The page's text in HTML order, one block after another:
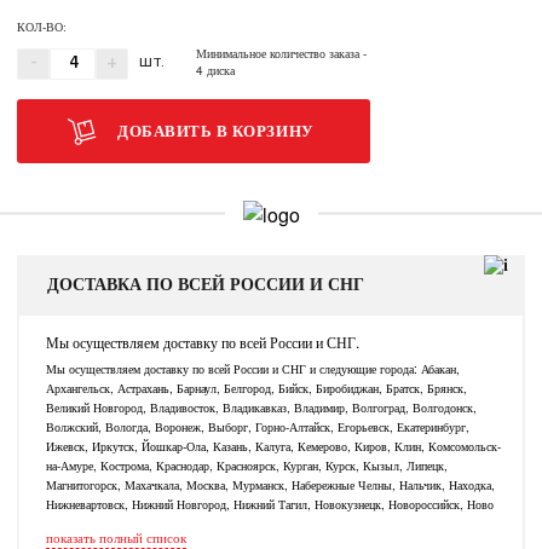
КОЛ-ВО:
- + ШТ.
Минимальное количество заказа-
4 диска
ДОБАВИТЬ В КОРЗИНУ
ДОСТАВКА ПО ВСЕЙ РОССИИ И СНГ
Мы осуществляем доставку по всей России и СНГ.
Мы осуществляем доставку по всей России и СНГ и следующие города: Абакан,
Архангельск, Астрахань, Барнаул, Белгород, Бийск, Биробиджан, Братск, Брянск,
Великий Новгород, Владивосток, Владикавказ, Владимир, Волгоград, Волгодонск,
Волжский, Вологда, Воронеж, Выборг, Горно-Алтайск, Егорьевск, Екатеринбург,
Ижевск, Иркутск, Йошкар-Ола, Казань, Калуга, Кемерово, Киров, Клин, Комсомольск-
на-Амуре, Кострома, Краснодар, Красноярск, Курган, Курск, Кызыл, Липецк,
Магнитогорск, Махачкала, Москва, Мурманск, Набережные Челны, Нальчик, Находка,
Нижневартовск, Нижний Новгород, Нижний Тагил, Новокузнецк, Новороссийск, Ново
показать полный список